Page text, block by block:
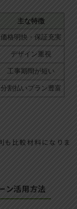
主な特徴
価格明快・保証充実
デザイン重視
工事期間が短い
分割払いプラン豊富
も比較材料になりま
ン活用方法